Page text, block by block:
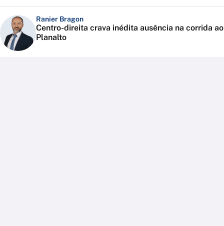
Ranier Bragon
Centro-direita crava inédita ausência na corrida ao
Planalto